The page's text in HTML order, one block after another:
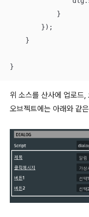
            }
        });
    }
위 소스를 산사에 업로드,
오브젝트에는 아래와 같